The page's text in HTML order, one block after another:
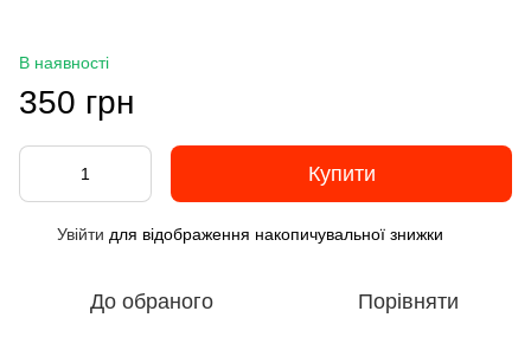
В наявності
350 грн
Купити
Увійти для відображення накопичувальної знижки
До обраного Порівняти